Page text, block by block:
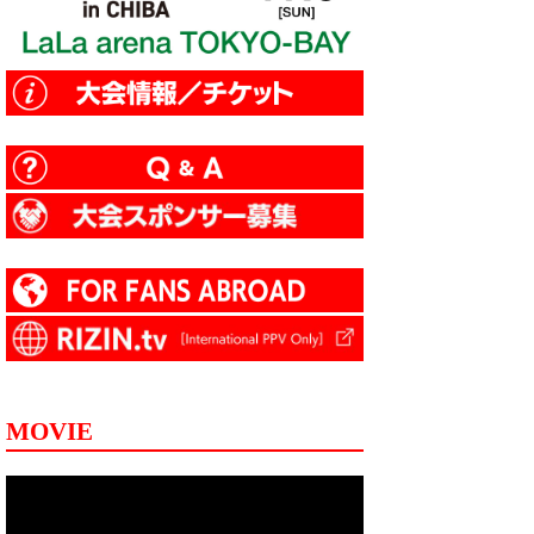
MOVIE